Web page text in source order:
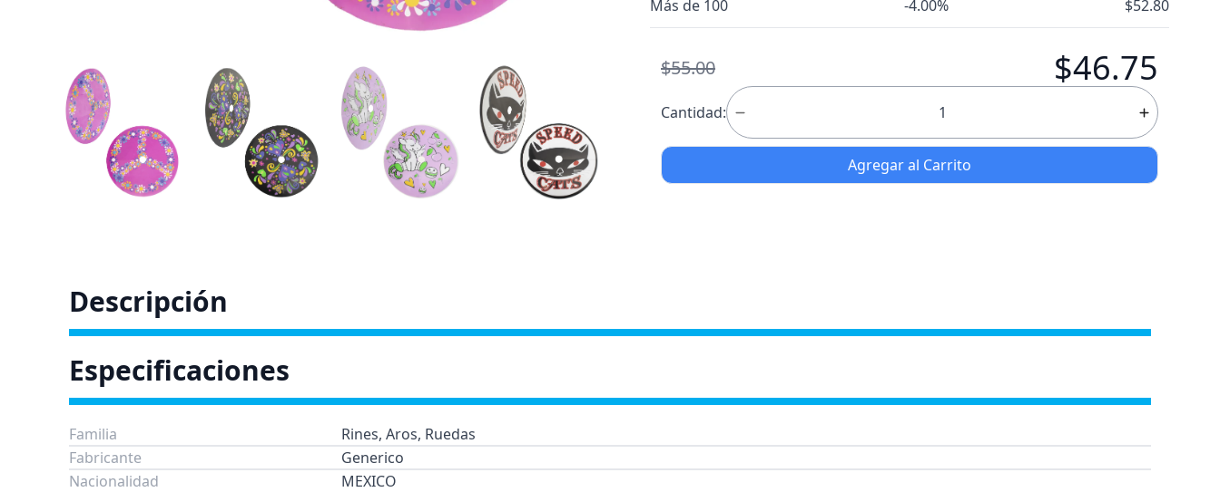
Más de 100 -4.00% $52.80
$55.00 $46.75
Cantidad:
Agregar al Carrito
Descripción
Especificaciones
Familia
Rines, Aros, Ruedas
Fabricante
Generico
Nacionalidad
MEXICO